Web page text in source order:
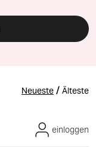
Neueste / Älteste
einloggen